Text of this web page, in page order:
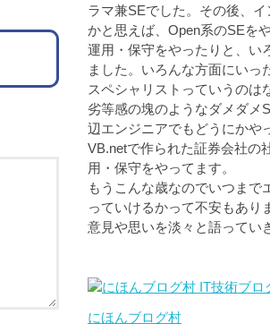
ラマ兼SEでした。その後、
かと思えば、Open系のSEを
運用・保守をやったりと、い
ました。いろんな方面にいっ
スペシャリストっていうのは
劣等感の塊のようなダメダメ
辺エンジニアでもどうにかや
VB.netで作られた証券会社の
用・保守をやってます。
もうこんな歳なのでいつまで
っていけるかって不安もあり
意見や思いを淡々と語ってい
にほんブログ村